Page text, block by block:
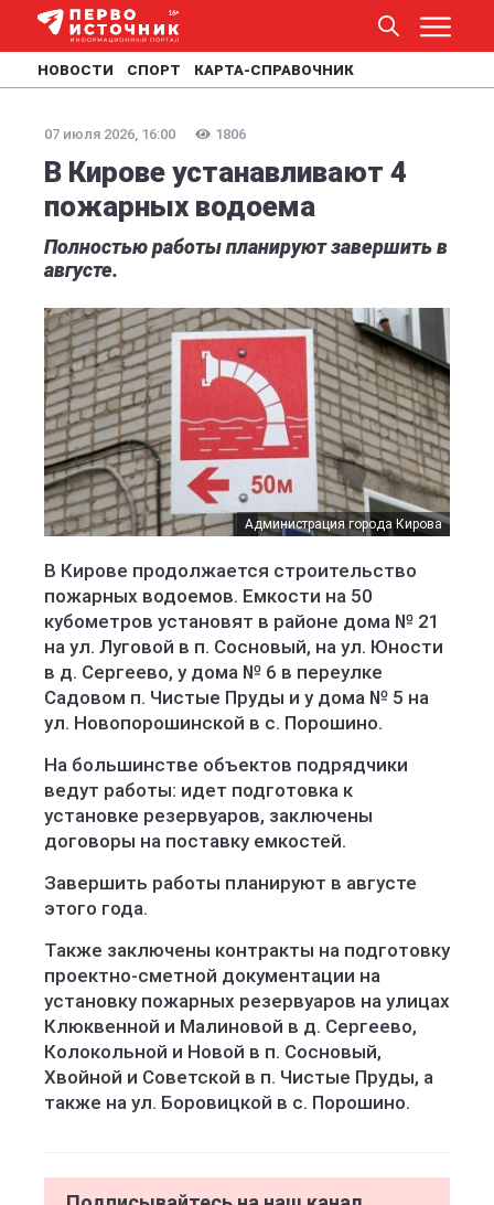
НОВОСТИ СПОРТ КАРТА-СПРАВОЧНИК
07 июля 2026, 16:00 1806
В Кирове устанавливают 4
пожарных водоема
Полностью работы планируют завершить в
августе.
Администрация города Кирова
В Кирове продолжается строительство
пожарных водоемов. Емкости на 50
кубометров установят в районе дома № 21
на ул. Луговой в п. Сосновый, на ул. Юности
в д. Сергеево, у дома № 6 в переулке
Садовом п. Чистые Пруды и у дома № 5 на
ул. Новопорошинской в с. Порошино.
На большинстве объектов подрядчики
ведут работы: идет подготовка к
установке резервуаров, заключены
договоры на поставку емкостей.
Завершить работы планируют в августе
этого года.
Также заключены контракты на подготовку
проектно-сметной документации на
установку пожарных резервуаров на улицах
Клюквенной и Малиновой в д. Сергеево,
Колокольной и Новой в п. Сосновый,
Хвойной и Советской в п. Чистые Пруды, а
также на ул. Боровицкой в с. Порошино.